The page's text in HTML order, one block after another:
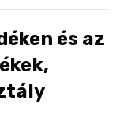
és az